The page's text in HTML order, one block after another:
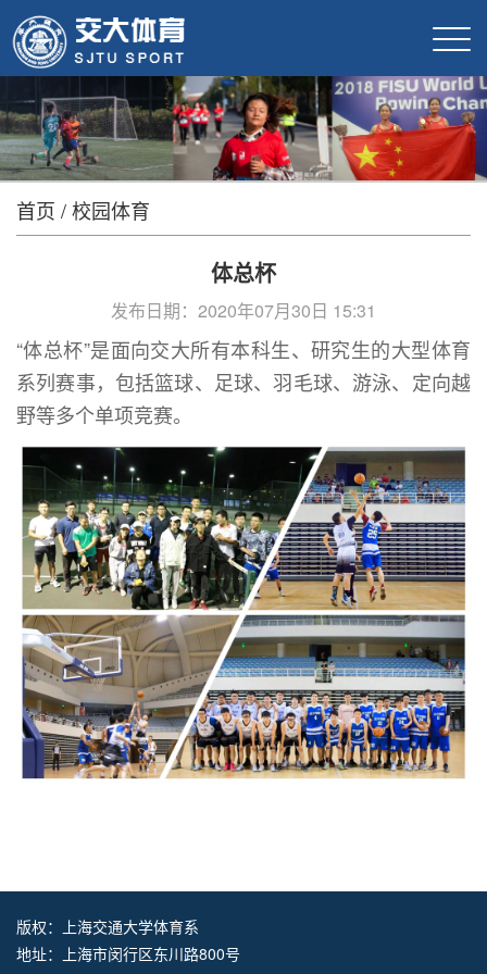
首页 /校园体育
体总杯
发布日期：2020年07月30日 15:31
“体总杯”是面向交大所有本科生、研究生的大型体育
系列赛事，包括篮球、足球、羽毛球、游泳、定向越
野等多个单项竞赛。
版权：上海交通大学体育系
地址：上海市闵行区东川路800号